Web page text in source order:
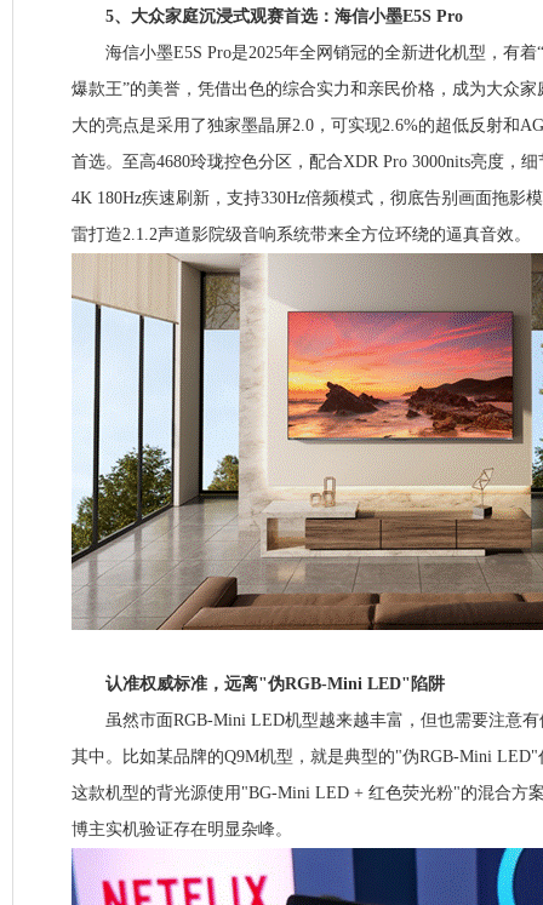
5、大众家庭沉浸式观赛首选：海信小墨E5S Pro
海信小墨E5S Pro是2025年全网销冠的全新进化机型，有着
爆款王”的美誉，凭借出色的综合实力和亲民价格，成为大众
大的亮点是采用了独家墨晶屏2.0，可实现2.6%的超低反射和
首选。至高4680玲珑控色分区，配合XDR Pro 3000nits亮度，
4K 180Hz疾速刷新，支持330Hz倍频模式，彻底告别画面拖影
雷打造2.1.2声道影院级音响系统带来全方位环绕的逼真音效。
认准权威标准，远离"伪RGB-Mini LED"陷阱
虽然市面RGB-Mini LED机型越来越丰富，但也需要注意有
其中。比如某品牌的Q9M机型，就是典型的"伪RGB-Mini
这款机型的背光源使用"BG-Mini LED + 红色荧光粉"的混合方
博主实机验证存在明显杂峰。